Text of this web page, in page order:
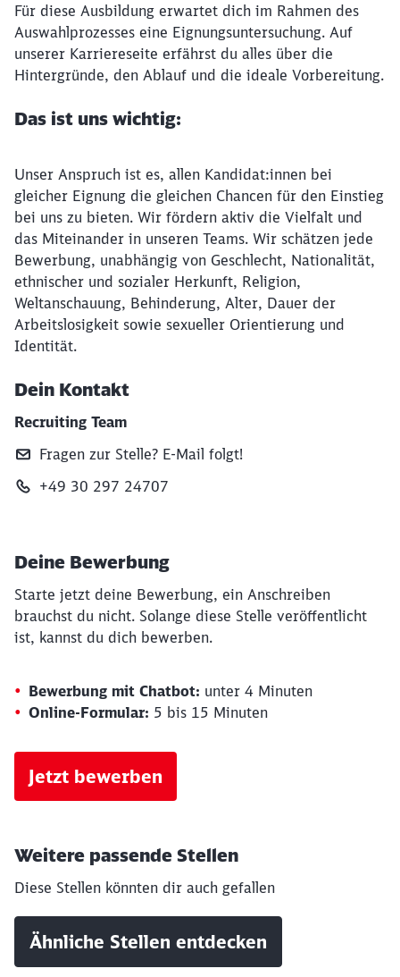
Für diese Ausbildung erwartet dich im Rahmen des
Auswahlprozesses eine Eignungsuntersuchung. Auf
unserer Karriereseite erfährst du alles über die
Hintergründe, den Ablauf und die ideale Vorbereitung.
Das ist uns wichtig:
Unser Anspruch ist es, allen Kandidat:innen bei
gleicher Eignung die gleichen Chancen für den Einstieg
bei uns zu bieten. Wir fördern aktiv die Vielfalt und
das Miteinander in unseren Teams. Wir schätzen jede
Bewerbung, unabhängig von Geschlecht, Nationalität,
ethnischer und sozialer Herkunft, Religion,
Weltanschauung, Behinderung, Alter, Dauer der
Arbeitslosigkeit sowie sexueller Orientierung und
Identität.
Dein Kontakt
Recruiting Team
Fragen zur Stelle? E‑Mail folgt!
+49 30 297 24707
Deine Bewerbung
Starte jetzt deine Bewerbung, ein Anschreiben
brauchst du nicht. Solange diese Stelle veröffentlicht
ist, kannst du dich bewerben.
Bewerbung mit Chatbot: unter 4 Minuten
Online-Formular: 5 bis 15 Minuten
Jetzt bewerben
Weitere passende Stellen
Diese Stellen könnten dir auch gefallen
Ähnliche Stellen entdecken